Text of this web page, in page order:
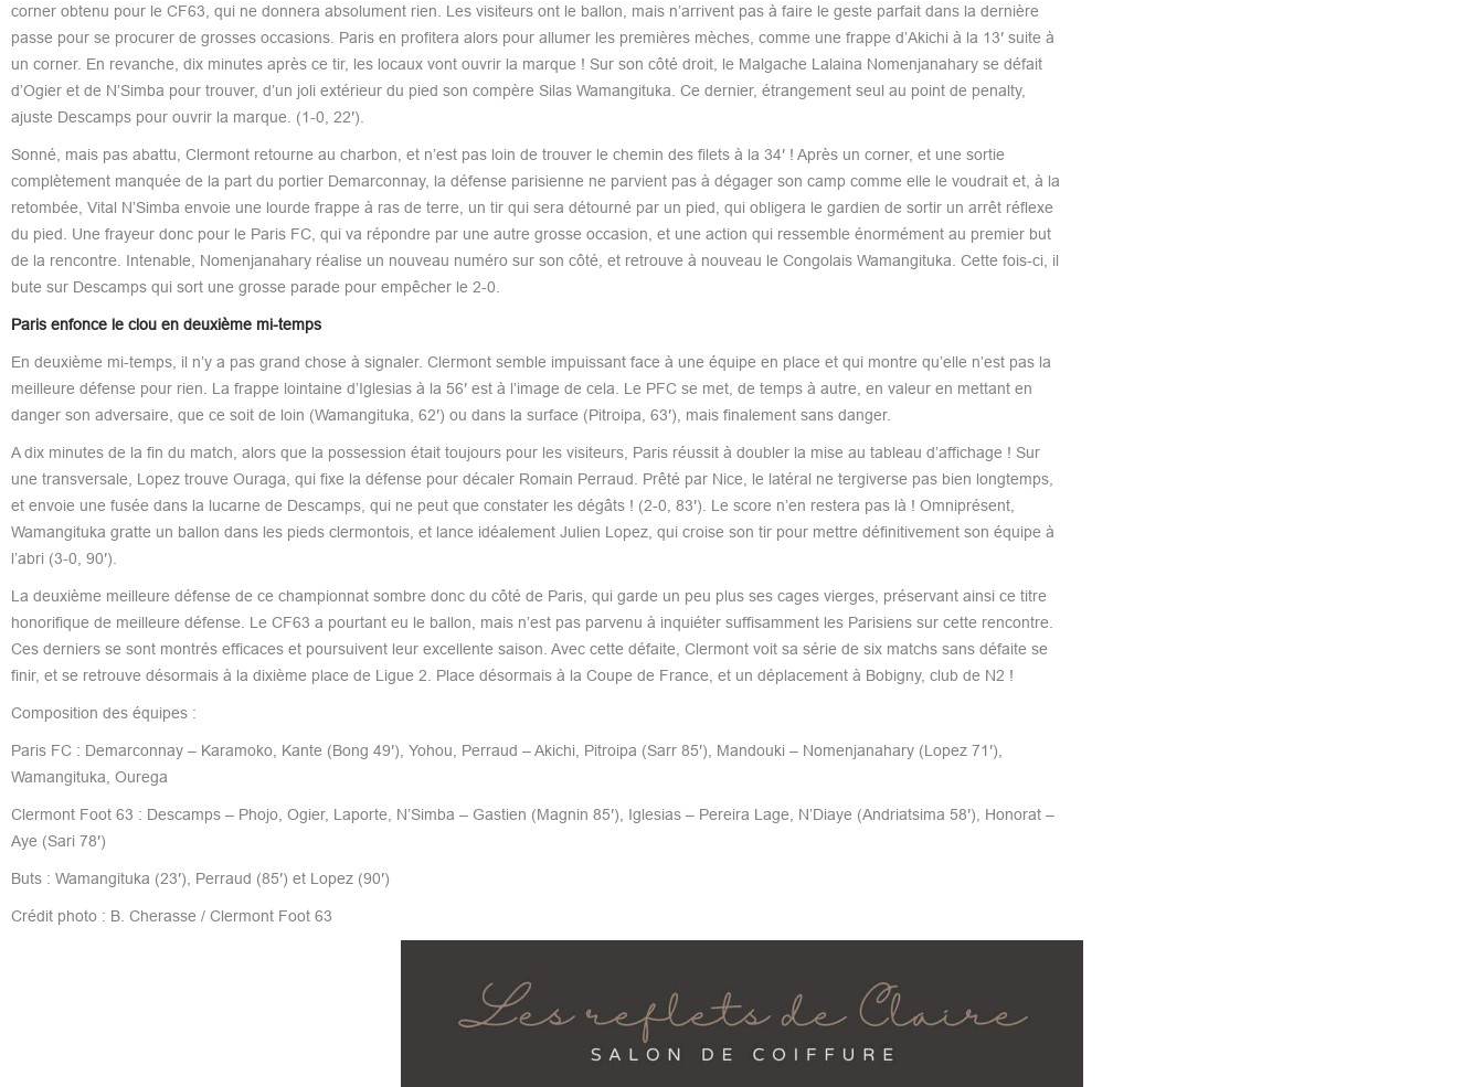
corner obtenu pour le CF63, qui ne donnera absolument rien. Les visiteurs ont le ballon, mais n’arrivent pas à faire le geste parfait dans la dernière
passe pour se procurer de grosses occasions. Paris en profitera alors pour allumer les premières mèches, comme une frappe d’Akichi à la 13′ suite à
un corner. En revanche, dix minutes après ce tir, les locaux vont ouvrir la marque ! Sur son côté droit, le Malgache Lalaina Nomenjanahary se défait
d’Ogier et de N’Simba pour trouver, d’un joli extérieur du pied son compère Silas Wamangituka. Ce dernier, étrangement seul au point de penalty,
ajuste Descamps pour ouvrir la marque. (1-0, 22′).
Sonné, mais pas abattu, Clermont retourne au charbon, et n’est pas loin de trouver le chemin des filets à la 34′ ! Après un corner, et une sortie
complètement manquée de la part du portier Demarconnay, la défense parisienne ne parvient pas à dégager son camp comme elle le voudrait et, à la
retombée, Vital N’Simba envoie une lourde frappe à ras de terre, un tir qui sera détourné par un pied, qui obligera le gardien de sortir un arrêt réflexe
du pied. Une frayeur donc pour le Paris FC, qui va répondre par une autre grosse occasion, et une action qui ressemble énormément au premier but
de la rencontre. Intenable, Nomenjanahary réalise un nouveau numéro sur son côté, et retrouve à nouveau le Congolais Wamangituka. Cette fois-ci, il
bute sur Descamps qui sort une grosse parade pour empêcher le 2-0.
Paris enfonce le clou en deuxième mi-temps
En deuxième mi-temps, il n’y a pas grand chose à signaler. Clermont semble impuissant face à une équipe en place et qui montre qu’elle n’est pas la
meilleure défense pour rien. La frappe lointaine d’Iglesias à la 56′ est à l’image de cela. Le PFC se met, de temps à autre, en valeur en mettant en
danger son adversaire, que ce soit de loin (Wamangituka, 62′) ou dans la surface (Pitroipa, 63′), mais finalement sans danger.
A dix minutes de la fin du match, alors que la possession était toujours pour les visiteurs, Paris réussit à doubler la mise au tableau d’affichage ! Sur
une transversale, Lopez trouve Ouraga, qui fixe la défense pour décaler Romain Perraud. Prêté par Nice, le latéral ne tergiverse pas bien longtemps,
et envoie une fusée dans la lucarne de Descamps, qui ne peut que constater les dégâts ! (2-0, 83′). Le score n’en restera pas là ! Omniprésent,
Wamangituka gratte un ballon dans les pieds clermontois, et lance idéalement Julien Lopez, qui croise son tir pour mettre définitivement son équipe à
l’abri (3-0, 90′).
La deuxième meilleure défense de ce championnat sombre donc du côté de Paris, qui garde un peu plus ses cages vierges, préservant ainsi ce titre
honorifique de meilleure défense. Le CF63 a pourtant eu le ballon, mais n’est pas parvenu à inquiéter suffisamment les Parisiens sur cette rencontre.
Ces derniers se sont montrés efficaces et poursuivent leur excellente saison. Avec cette défaite, Clermont voit sa série de six matchs sans défaite se
finir, et se retrouve désormais à la dixième place de Ligue 2. Place désormais à la Coupe de France, et un déplacement à Bobigny, club de N2 !
Composition des équipes :
Paris FC : Demarconnay – Karamoko, Kante (Bong 49′), Yohou, Perraud – Akichi, Pitroipa (Sarr 85′), Mandouki – Nomenjanahary (Lopez 71′),
Wamangituka, Ourega
Clermont Foot 63 : Descamps – Phojo, Ogier, Laporte, N’Simba – Gastien (Magnin 85′), Iglesias – Pereira Lage, N’Diaye (Andriatsima 58′), Honorat –
Aye (Sari 78′)
Buts : Wamangituka (23′), Perraud (85′) et Lopez (90′)
Crédit photo : B. Cherasse / Clermont Foot 63